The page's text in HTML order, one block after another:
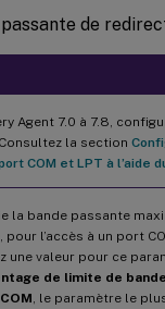
de
Agent 7.0 à 7.8,
la section
COM et LPT à l’aide
la bande passante
l’accès à un port
une valeur pour ce
de limite de
, le paramètre le